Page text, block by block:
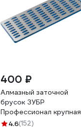
400 ₽
Алмазный заточной
брусок ЗУБР
Профессионал крупная
зернистость, Р200,
4.6(152)